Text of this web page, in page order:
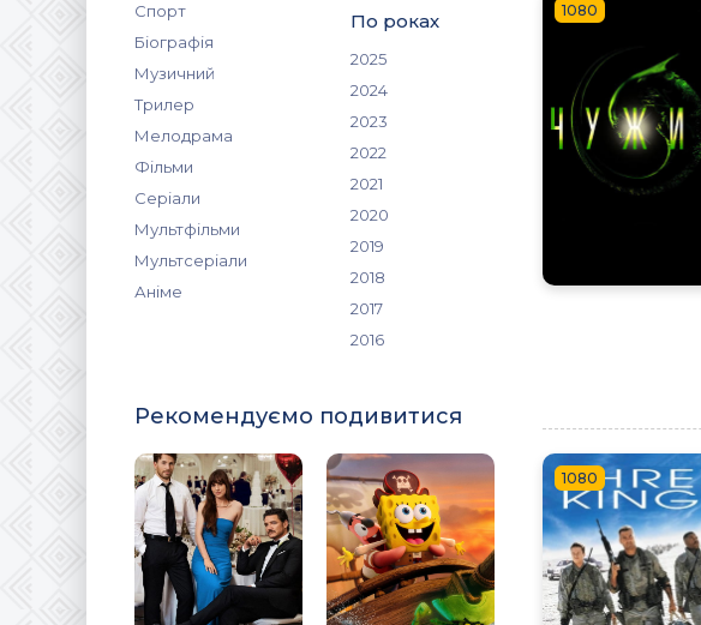
Спорт
Біографія
Музичний
Трилер
Мелодрама
Фільми
Серіали
Мультфільми
Мультсеріали
Аніме
По роках
2025
2024
2023
2022
2021
2020
2019
2018
2017
2016
Рекомендуємо подивитися
1080
1080